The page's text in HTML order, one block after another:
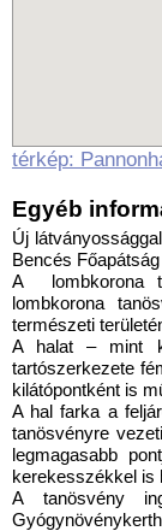
térkép:
Egyéb
Új
Bencés
A lombkorona
lombkorona
természeti
A halat – mint
tartószerkezete
kilátópontként is
A hal farka a
tanösvényre
legmagasabb
kerekesszékkel is
A tanösvény